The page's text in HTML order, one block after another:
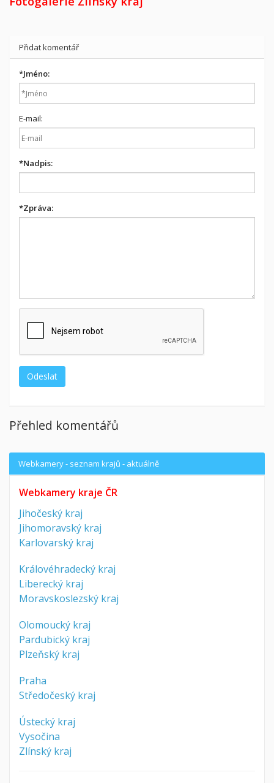
Přidat komentář
*Jméno:
E-mail:
*Nadpis:
*Zpráva:
Přehled komentářů
Webkamery - seznam krajů - aktuálně
Webkamery kraje ČR
Jihočeský kraj
Jihomoravský kraj
Karlovarský kraj
Královéhradecký kraj
Liberecký kraj
Moravskoslezský kraj
Olomoucký kraj
Pardubický kraj
Plzeňský kraj
Praha
Středočeský kraj
Ústecký kraj
Vysočina
Zlínský kraj